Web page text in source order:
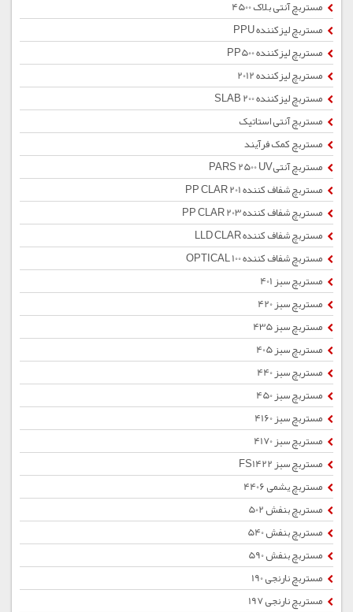
مستربچ آنتی بلاک 4500
مستربچ لیزکننده PPU
مستربچ لیزکننده PP500
مستربچ لیزکننده 2012
مستربچ لیزکننده SLAB 200
مستربچ آنتی استاتیک
مستربچ کمک فرآیند
مستربچ آنتیPARS 2500 UV
مستربچ شفاف کننده PP CLAR 201
مستربچ شفاف کننده PP CLAR 203
مستربچ شفاف کننده LLD CLAR
مستربچ شفاف کننده OPTICAL 100
مستربچ سبز 401
مستربچ سبز 420
مستربچ سبز 435
مستربچ سبز 405
مستربچ سبز 440
مستربچ سبز 450
مستربچ سبز 4160
مستربچ سبز 4170
مستربچ سبز FS1422
مستربچ یشمی 4406
مستربچ بنفش 502
مستربچ بنفش 540
مستربچ بنفش 590
مستربچ نارنجی 190
مستربچ نارنجی 197